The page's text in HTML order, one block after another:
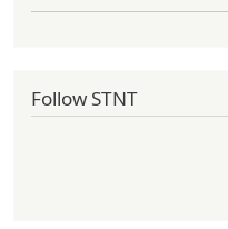
Follow STNT